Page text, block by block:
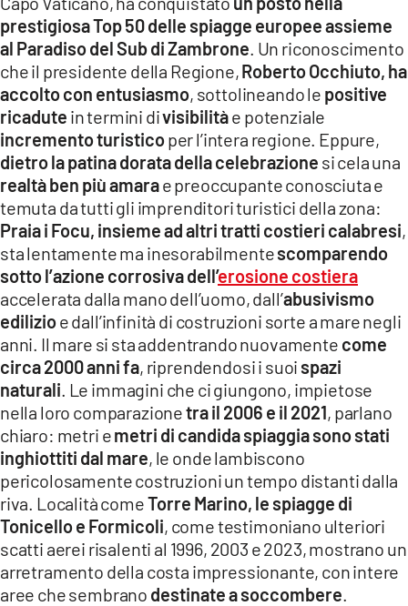
CATANZAROCHANNEL.IT
LACAPITALENEWS.IT
App
ANDROID
APPLE
prestigiosa Top 50 delle spiagge europee assieme
al Paradiso del Sub di Zambrone. Un riconoscimento
che il presidente della Regione,Roberto Occhiuto, ha
accolto con entusiasmo, sottolineando le positive
ricadute in termini divisibilitàe potenziale
incremento turisticoper l’intera regione. Eppure,
dietro la patina dorata della celebrazione si cela una
realtà ben più amarae preoccupante conosciuta e
temuta da tutti gli imprenditori turistici della zona:
Praia i Focu, insieme ad altri tratti costieri calabresi,
sta lentamente ma inesorabilmentescomparendo
sotto l’azione corrosiva dell’erosione costiera
accelerata dalla mano dell’uomo, dall’abusivismo
edilizioe dall’infinità di costruzioni sorte a mare negli
anni. Il mare si sta addentrando nuovamente come
circa 2000 anni fa, riprendendosi i suoi spazi
naturali. Le immagini che ci giungono, impietose
nella loro comparazionetra il 2006 e il 2021, parlano
chiaro: metri emetri di candida spiaggia sono stati
inghiottiti dal mare, le onde lambiscono
pericolosamente costruzioni un tempo distanti dalla
riva. Località comeTorre Marino, le spiagge di
Tonicello e Formicoli, come testimoniano ulteriori
scatti aerei risalenti al 1996, 2003 e 2023, mostrano un
arretramento della costa impressionante, con intere
aree che sembrano destinate a soccombere.